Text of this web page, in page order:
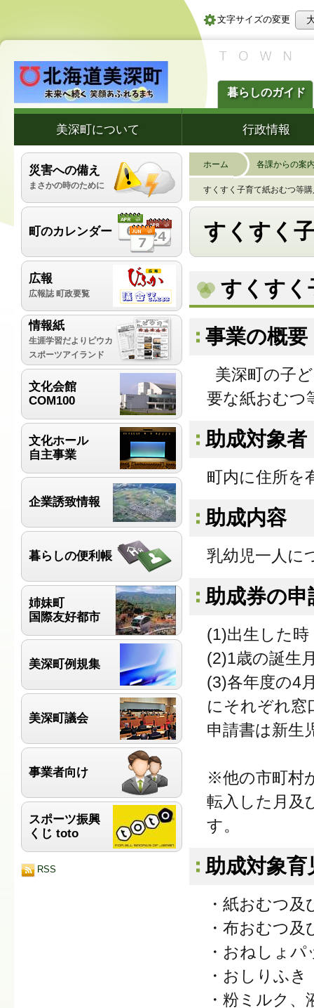
文字サイズの変更
暮らしのガイド
美深町について 行政情報
ホーム 各課からの案
すくすく子育て紙おむつ等
すくすく
すくすく
事業の概要
美深町の子
要な紙おむつ
助成対象者
町内に住所を
助成内容
乳幼児一人に
助成券の申
(1)出生した時
(2)1歳の誕生
(3)各年度の4
にそれぞれ窓
申請書は新生
※他の市町村
転入した月及
す。
助成対象育
・紙おむつ
・布おむつ
・おねしょ
・おしりふき
・粉ミルク
災害への備え
まさかの時のために
町のカレンダー
広報
広報誌 町政要覧
情報紙
生涯学習だよりピウカ
スポーツアイランド
文化会館
COM100
文化ホール
自主事業
企業誘致情報
暮らしの便利帳
姉妹町
国際友好都市
美深町例規集
美深町議会
事業者向け
スポーツ振興
くじ toto
RSS